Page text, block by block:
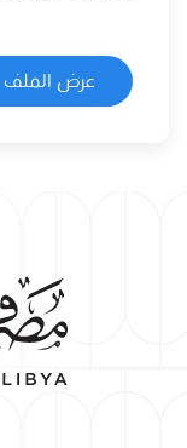
عرض الملف